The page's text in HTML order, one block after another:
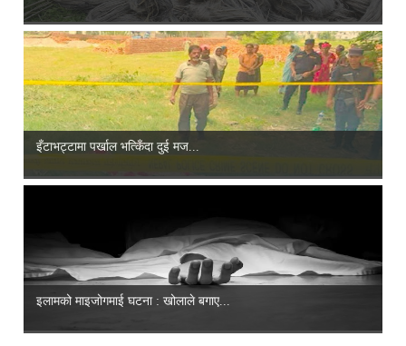
इँटाभट्टामा पर्खाल भत्किँदा दुई मज...
इलामको माइजोगमाई घटना : खोलाले बगाए...